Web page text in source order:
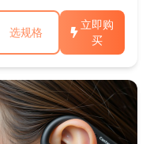
选规格
立即购
买